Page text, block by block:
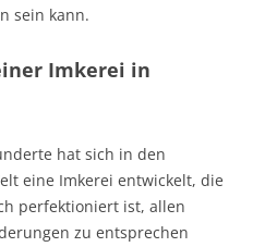
sein kann.
Imkerei in
hat sich in den
eine Imkerei entwickelt, die
perfektioniert ist, allen
zu entsprechen